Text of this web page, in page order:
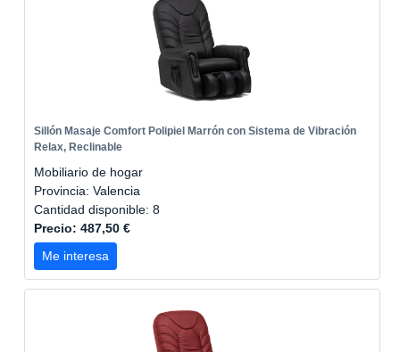
Sillón Masaje Comfort Polipiel Marrón con Sistema de Vibración
Relax, Reclinable
Mobiliario de hogar
Provincia: Valencia
Cantidad disponible: 8
Precio: 487,50 €
Me interesa